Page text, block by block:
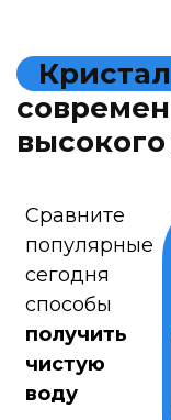
Кристал
современ
высокого
Сравните
популярные
сегодня
способы
получить
чистую
воду